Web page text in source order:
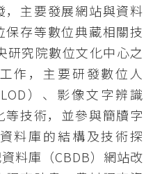
主要發展網站與資料
存等數位典藏相關技
研究院數位文化中心之
作，主要研發數位人
）、影像文字辨識
等技術，並參與簡牘字
料庫的結構及技術探
料庫（CBDB）網站改